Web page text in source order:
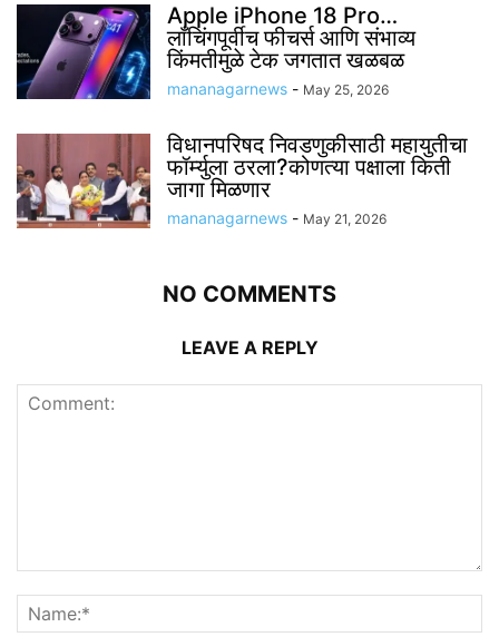
Apple iPhone 18 Pro…
लाँचिंगपूर्वीच फीचर्स आणि संभाव्य
किंमतीमुळे टेक जगतात खळबळ
mananagarnews - May 25, 2026
विधानपरिषद निवडणुकीसाठी महायुतीचा
फॉर्म्युला ठरला?कोणत्या पक्षाला किती
जागा मिळणार
mananagarnews - May 21, 2026
NO COMMENTS
LEAVE A REPLY